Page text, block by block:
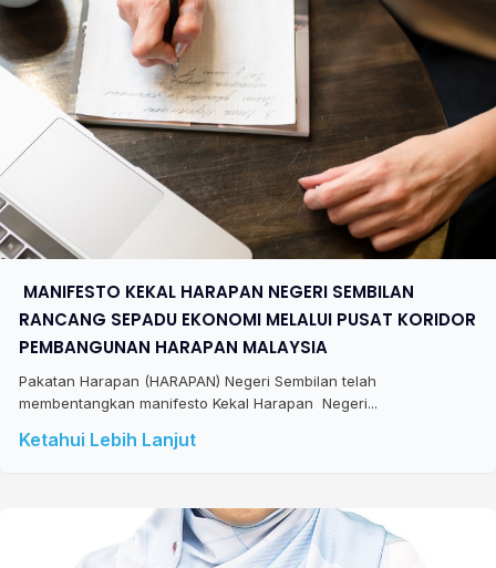
​ MANIFESTO KEKAL HARAPAN NEGERI SEMBILAN
RANCANG SEPADU EKONOMI MELALUI PUSAT KORIDOR
PEMBANGUNAN HARAPAN MALAYSIA
Pakatan Harapan (HARAPAN) Negeri Sembilan telah
membentangkan manifesto Kekal Harapan Negeri...
Ketahui Lebih Lanjut